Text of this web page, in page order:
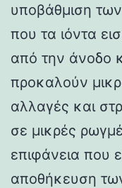
υποβάθμιση
που τα ιόντα
από την άνοδο
προκαλούν
αλλαγές και
σε μικρές
επιφάνεια που
αποθήκευση